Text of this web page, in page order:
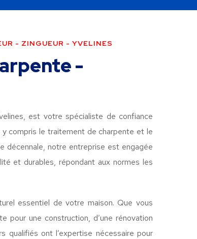
- ZINGUEUR - YVELINES
-
est votre spécialiste de confiance
compris le traitement de charpente et le
décennale, notre entreprise est engagée
et durables, répondant aux normes les
essentiel de votre maison. Que vous
pour une construction, d’une rénovation
qualifiés ont l’expertise nécessaire pour